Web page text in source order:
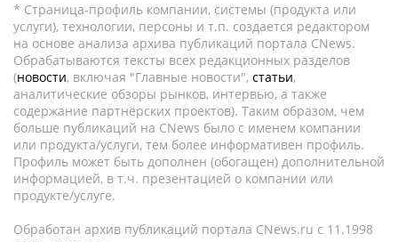
* Страница-профиль компании, системы (продукта или
услуги), технологии, персоны и т.п. создается редактором
на основе анализа архива публикаций портала CNews.
Обрабатываются тексты всех редакционных разделов
(новости, включая "Главные новости", статьи,
аналитические обзоры рынков, интервью, а также
содержание партнёрских проектов). Таким образом, чем
больше публикаций на CNews было с именем компании
или продукта/услуги, тем более информативен профиль.
Профиль может быть дополнен (обогащен) дополнительной
информацией, в т.ч. презентацией о компании или
продукте/услуге.
Обработан архив публикаций портала CNews.ru c 11.1998